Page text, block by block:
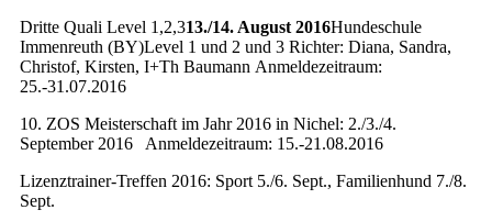
Dritte Quali Level 1,2,313./14. August 2016Hundeschule
Immenreuth (BY)Level 1 und 2 und 3 Richter: Diana, Sandra,
Christof, Kirsten, I+Th Baumann Anmeldezeitraum:
25.-31.07.2016
10. ZOS Meisterschaft im Jahr 2016 in Nichel: 2./3./4.
September 2016 Anmeldezeitraum: 15.-21.08.2016
Lizenztrainer-Treffen 2016: Sport 5./6. Sept., Familienhund 7./8.
Sept.